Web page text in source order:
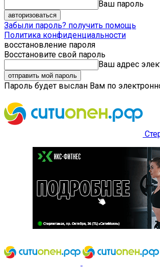
Ваш пароль
Забыли пароль? получить помощь
Политика конфиденциальности
восстановление пароля
Восстановите свой пароль
Ваш адрес
Пароль будет выслан Вам по